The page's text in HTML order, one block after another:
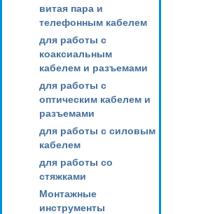
витая пара и
телефонным кабелем
для работы с
коаксиальным
кабелем и разъемами
для работы с
оптическим кабелем и
разъемами
для работы с силовым
кабелем
для работы со
стяжками
Монтажные
инструменты